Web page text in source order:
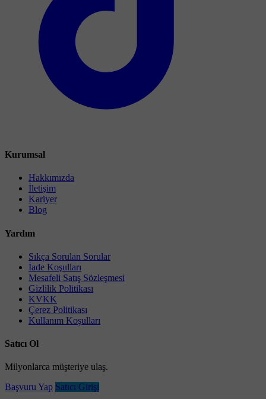
Kurumsal
Hakkımızda
İletişim
Kariyer
Blog
Yardım
Sıkça Sorulan Sorular
İade Koşulları
Mesafeli Satış Sözleşmesi
Gizlilik Politikası
KVKK
Çerez Politikası
Kullanım Koşulları
Satıcı Ol
Milyonlarca müşteriye ulaş.
Başvuru Yap Satıcı Girişi